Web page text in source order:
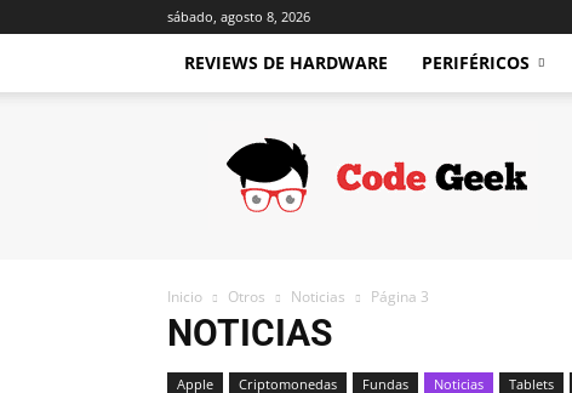
sábado, agosto 8, 2026
REVIEWS DE HARDWARE PERIFÉRICOS
Code
Geek
Inicio Otros Noticias Página 3
NOTICIAS
Apple Criptomonedas Fundas Noticias Tablets